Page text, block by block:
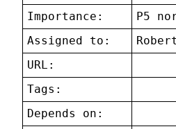
Importance:
P5
Assigned to:
URL:
Tags:
Depends on: